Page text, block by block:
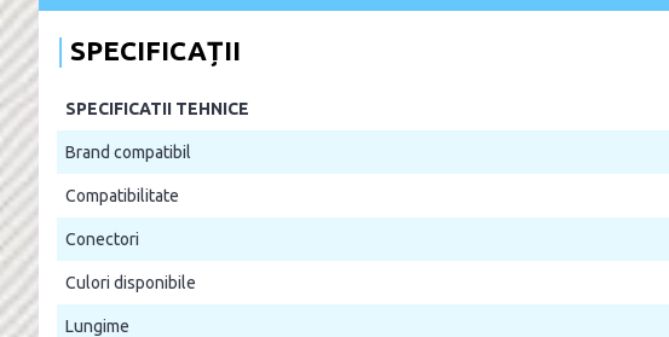
SPECIFICAȚII
SPECIFICATII TEHNICE
Brand compatibil
Compatibilitate
Conectori
Culori disponibile
Lungime